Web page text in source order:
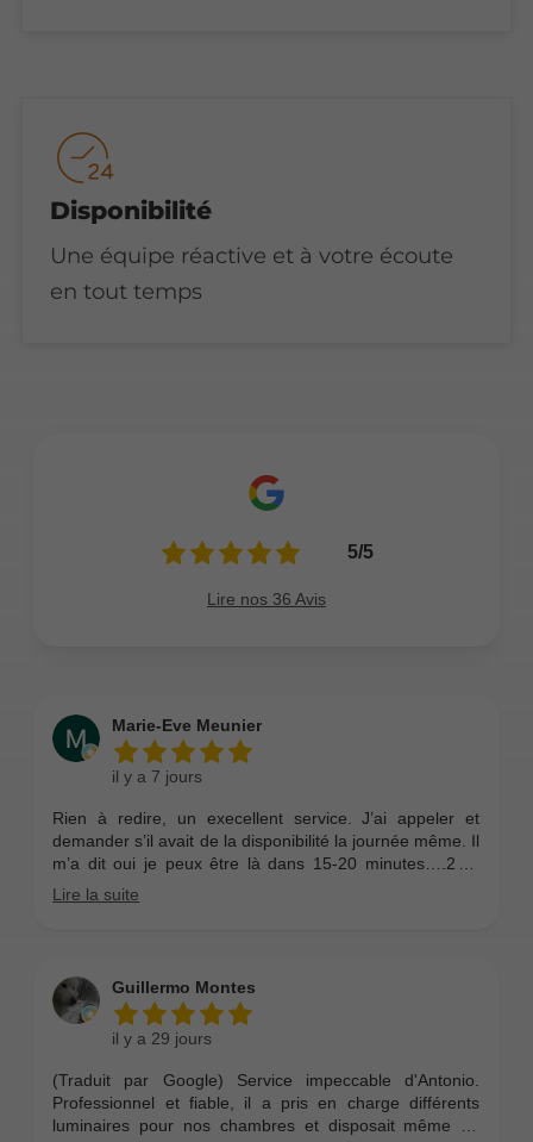
Disponibilité
Une équipe réactive et à votre écoute
en tout temps